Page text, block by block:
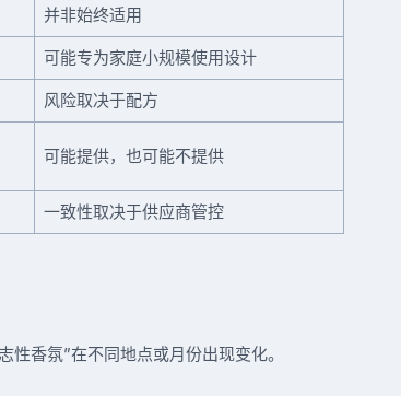
并非始终适用
可能专为家庭小规模使用设计
风险取决于配方
可能提供，也可能不提供
一致性取决于供应商管控
香氛”在不同地点或月份出现变化。